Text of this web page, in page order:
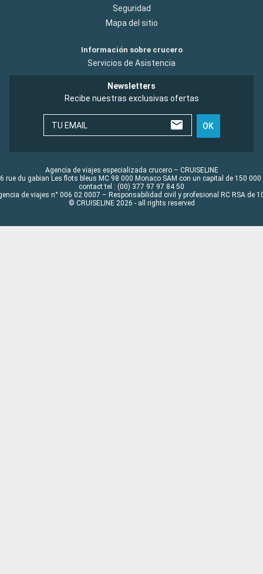
Seguridad
Mapa del sitio
Información sobre crucero
Servicios de Asistencia
Newsletters
Recibe nuestras exclusivas ofertas
TU EMAIL OK
Agencia de viajes especializada crucero – CRUISELINE
rue du gabian Les flots bleus MC 98 000 Monaco SAM con un capital de 150 000
contact tel : (00) 377 97 97 84 50
de viajes n° 006 02 0007 – Responsabilidad civil y profesional RC RSA de
© CRUISELINE 2026 - all rights reserved